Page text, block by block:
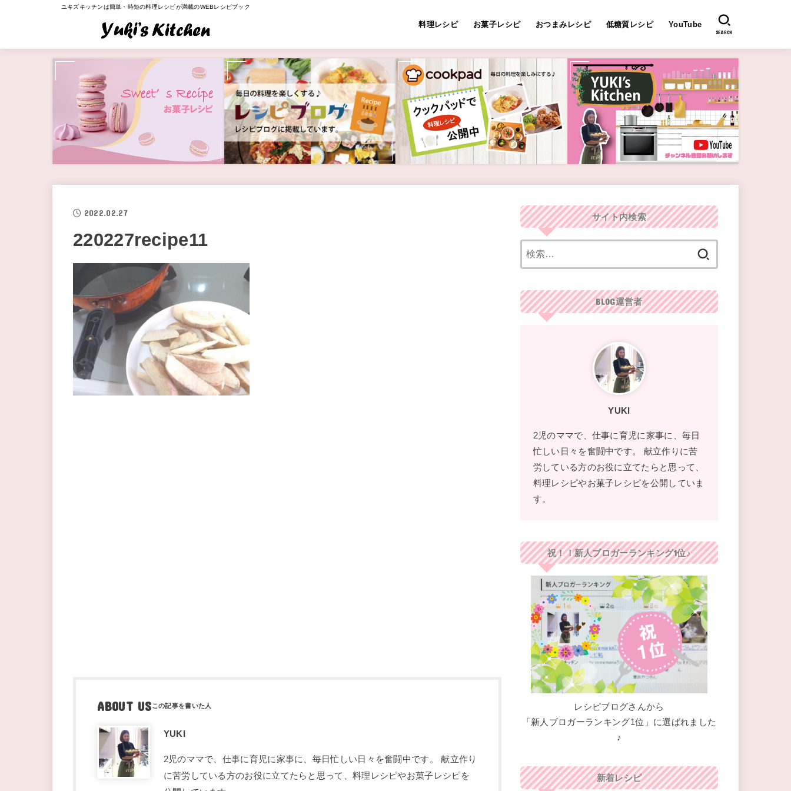
ユキズキッチンは簡単・時短の料理レシピが満載のWEBレシピブック
料理レシピ お菓子レシピ おつまみレシピ 低糖質レシピ YouTube
SEARCH
2022.02.27
220227recipe11
ABOUT US
YUKI
2児のママで、仕事に育児に家事に、毎日忙しい日々を奮闘中です。 献立作り
に苦労している方のお役に立てたらと思って、料理レシピやお菓子レシピを
サイト内検索
BLOG運営者
YUKI
2児のママで、仕事に育児に家事に、毎日
忙しい日々を奮闘中です。 献立作りに苦
労している方のお役に立てたらと思って、
料理レシピやお菓子レシピを公開していま
す。
祝！！新人ブロガーランキング1位♪
レシピブログさんから
「新人ブロガーランキング1位」に選ばれました
♪
新着レシピ